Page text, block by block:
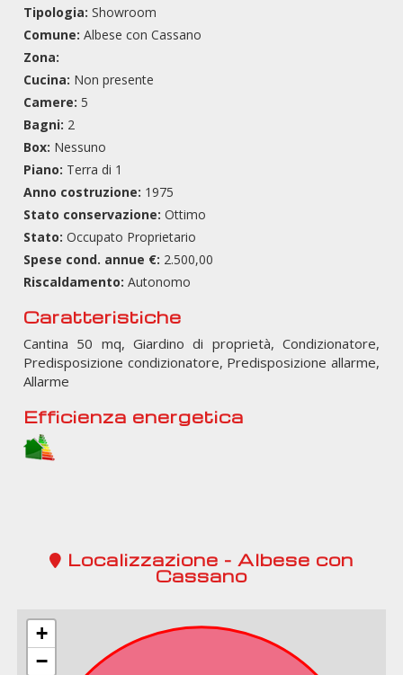
Tipologia: Showroom
Comune: Albese con Cassano
Zona:
Cucina: Non presente
Camere: 5
Bagni: 2
Box: Nessuno
Piano: Terra di 1
Anno costruzione: 1975
Stato conservazione: Ottimo
Stato: Occupato Proprietario
Spese cond. annue €: 2.500,00
Riscaldamento: Autonomo
Caratteristiche
Cantina 50 mq, Giardino di proprietà, Condizionatore,
Predisposizione condizionatore, Predisposizione allarme,
Allarme
Efficienza energetica
Localizzazione - Albese con
Cassano